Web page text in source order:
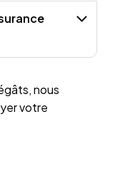
nous
votre